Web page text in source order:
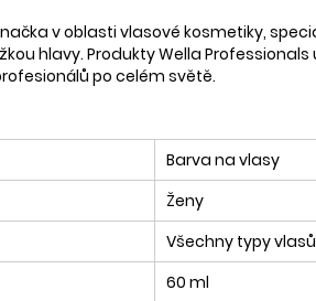
v oblasti vlasové kosmetiky,
hlavy. Produkty Wella
po celém světě.
Barva na vlasy
Ženy
Všechny typy vlasů
60 ml